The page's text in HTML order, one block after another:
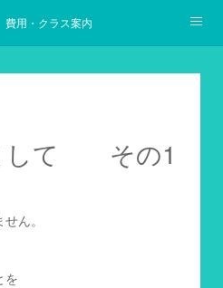
費用・クラス案内
して その1
ん。
を